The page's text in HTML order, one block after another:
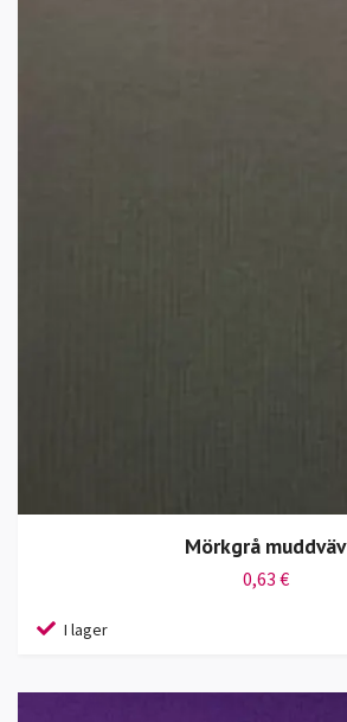
Mörkgrå muddväv
0,63 €
I lager